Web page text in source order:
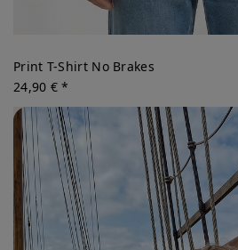
Print T-Shirt No Brakes
24,90 € *